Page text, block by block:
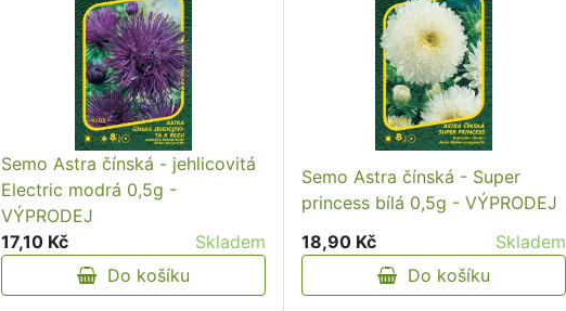
Semo Astra čínská - jehlicovitá
Electric modrá 0,5g -
VÝPRODEJ
17,10 Kč
Skladem
Do košíku
Semo Astra čínská - Super
princess bílá 0,5g - VÝPRODEJ
18,90 Kč
Skladem
Do košíku